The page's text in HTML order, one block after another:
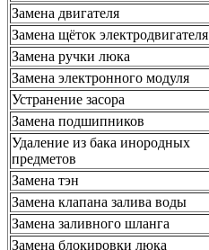
Замена двигателя
Замена щёток электродвигателя
Замена ручки люка
Замена электронного модуля
Устранение засора
Замена подшипников
Удаление из бака инородных
предметов
Замена тэн
Замена клапана залива воды
Замена заливного шланга
Замена блокировки люка